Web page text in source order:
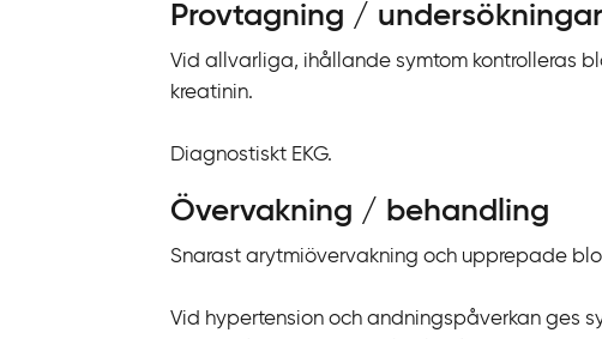
Provtagning / undersökningar
Vid allvarliga, ihållande symtom kontrolleras
kreatinin.
Diagnostiskt EKG.
Övervakning / behandling
Snarast arytmiövervakning och upprepade
Vid hypertension och andningspåverkan ges